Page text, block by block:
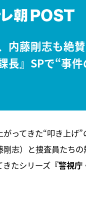
内藤剛志も絶
長』SPで“事
がってきた“叩き上げ
剛志）と捜査員たち
きたシリーズ『警視庁